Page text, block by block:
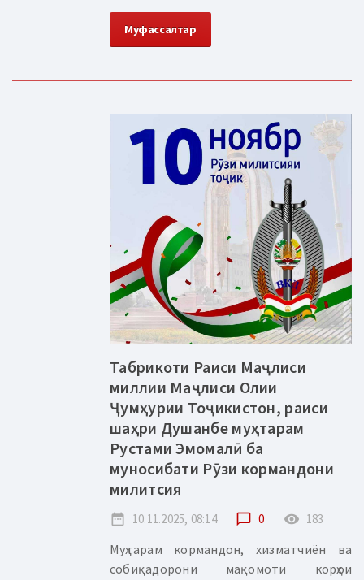
Муфассалтар
Табрикоти Раиси Маҷлиси
миллии Маҷлиси Олии
Ҷумҳурии Тоҷикистон, раиси
шаҳри Душанбе муҳтарам
Рустами Эмомалӣ ба
муносибати Рӯзи кормандони
милитсия
date_range 10.11.2025, 08:14 chat_bubble_outline 0 remove_red_eye 183
Муҳтарам кормандон, хизматчиён ва
собиқадорони мақомоти корҳои